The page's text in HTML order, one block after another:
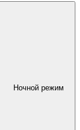
Ночной режим